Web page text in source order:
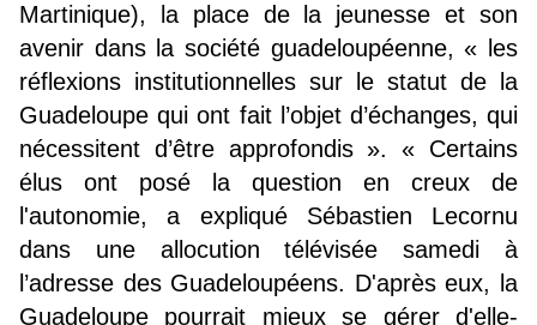
Martinique), la place de la jeunesse et son
avenir dans la société guadeloupéenne, « les
réflexions institutionnelles sur le statut de la
Guadeloupe qui ont fait l’objet d’échanges, qui
nécessitent d’être approfondis ». « Certains
élus ont posé la question en creux de
l'autonomie, a expliqué Sébastien Lecornu
dans une allocution télévisée samedi à
l’adresse des Guadeloupéens. D'après eux, la
Guadeloupe pourrait mieux se gérer d'elle-